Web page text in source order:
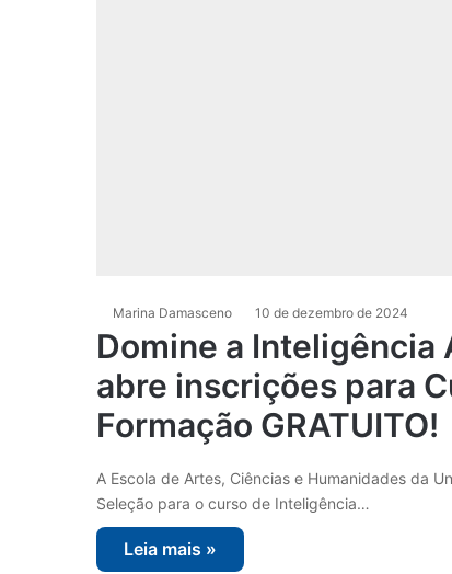
Marina Damasceno 10 de dezembro de 2024
Domine a Inteligência
abre inscrições para
Formação GRATUITO!
A Escola de Artes, Ciências e Humanidades da
Seleção para o curso de Inteligência…
Leia mais »